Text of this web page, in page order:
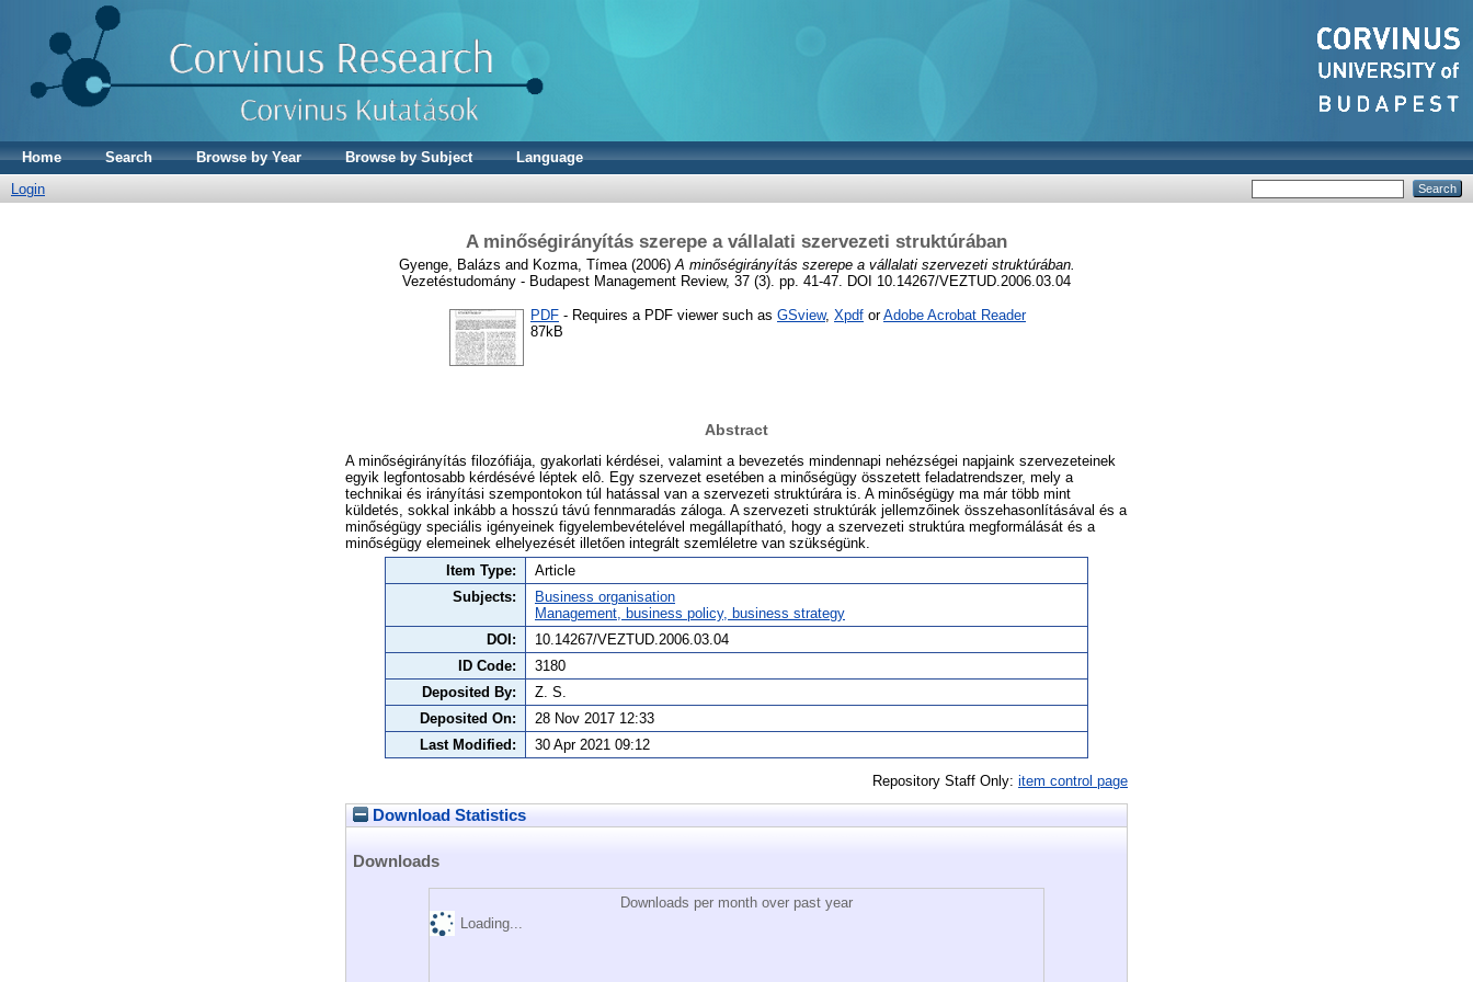
Home Search Browse by Year Browse by Subject
Language
Login
A minőségirányítás szerepe a vállalati szervezeti struktúrában
Gyenge, Balázs and Kozma, Tímea(2006) A minőségirányítás szerepe a vállalati szervezeti struktúrában.
Vezetéstudomány - Budapest Management Review, 37 (3). pp. 41-47. DOI 10.14267/VEZTUD.2006.03.04
PDF - Requires a PDF viewer such as GSview, Xpdf orAdobe Acrobat Reader
87kB
Abstract
A minőségirányítás filozófiája, gyakorlati kérdései, valamint a bevezetés mindennapi nehézségei napjaink szervezeteinek
egyik legfontosabb kérdésévé léptek elô. Egy szervezet esetében a minőségügy összetett feladatrendszer, mely a
technikai és irányítási szempontokon túl hatással van a szervezeti struktúrára is. A minőségügy ma már több mint
küldetés, sokkal inkább a hosszú távú fennmaradás záloga. A szervezeti struktúrák jellemzőinek összehasonlításával és a
minőségügy speciális igényeinek figyelembevételével megállapítható, hogy a szervezeti struktúra megformálását és a
minőségügy elemeinek elhelyezését illetően integrált szemléletre van szükségünk.
Item Type:
Article
Subjects:
Business organisation
Management, business policy, business strategy
DOI:
10.14267/VEZTUD.2006.03.04
ID Code:
3180
Deposited By:
Z. S.
Deposited On:
28 Nov 2017 12:33
Last Modified:
30 Apr 2021 09:12
Repository Staff Only: item control page
Download Statistics
Downloads
Downloads per month over past year
Loading...